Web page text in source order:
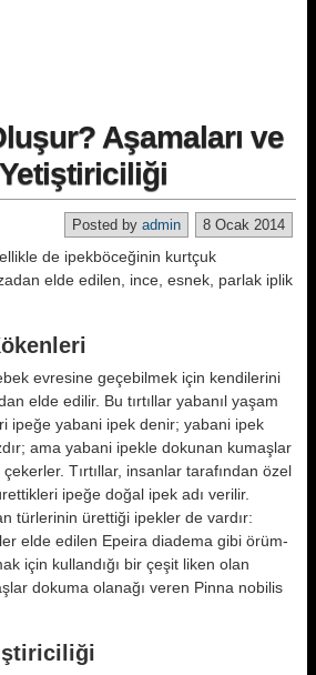
Aşamaları ve
8 Ocak 2014
Posted by admin
de ipekböceğinin kurtçuk
elde edilen, ince, es­nek, parlak iplik
evresine geçebilmek için kendilerini
elde edilir. Bu tır­tıllar yabanıl yaşam
ipeğe yabani ipek denir; ya­bani ipek
ama yabani ipekle dokunan kumaşlar
Tır­tıllar, insanlar tarafından özel
ipeğe doğal ipek adı verilir.
türlerinin ürettiği ipekler de vardır:
el­de edilen Epeira diadema gibi örüm­
için kullan­dığı bir çeşit liken olan
dokuma olanağı veren Pinna nobilis